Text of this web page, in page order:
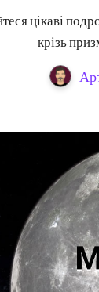
цікаві
крізь